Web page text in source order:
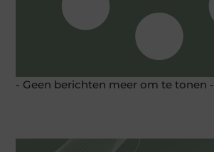
- Geen berichten meer om te tonen -